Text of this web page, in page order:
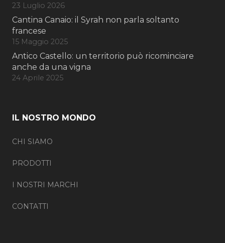
23 Luglio 2026
Cantina Canaio: il Syrah non parla soltanto
francese
15 Maggio 2025
Antico Castello: un territorio può ricominciare
anche da una vigna
24 Aprile 2025
IL NOSTRO MONDO
CHI SIAMO
PRODOTTI
I NOSTRI MARCHI
CONTATTI